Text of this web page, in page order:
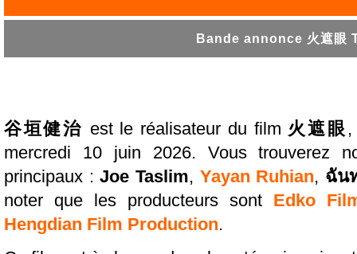
Bande annonce 火遮眼
谷垣健治 est le réalisateur du film 火遮眼
mercredi 10 juin 2026. Vous trouverez
principaux :Joe Taslim, Yayan Ruhian, ฉัน
noter que les producteurs sont Edko
Hengdian Film Production.